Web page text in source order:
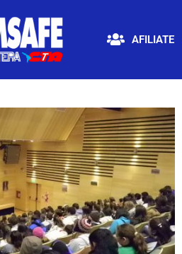
AFILIATE